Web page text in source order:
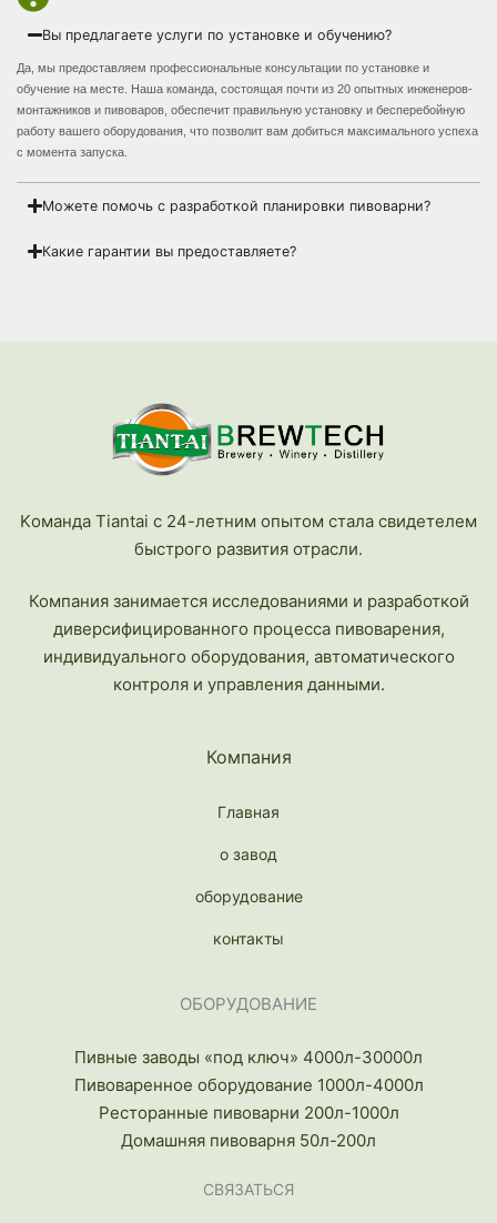
Вы предлагаете услуги по установке и обучению?
Да, мы предоставляем профессиональные консультации по установке и
обучение на месте. Наша команда, состоящая почти из 20 опытных инженеров-
монтажников и пивоваров, обеспечит правильную установку и бесперебойную
работу вашего оборудования, что позволит вам добиться максимального успеха
с момента запуска.
Можете помочь с разработкой планировки пивоварни?
Какие гарантии вы предоставляете?
Kоманда Tiantai с 24-летним опытом стала свидетелем
быстрого развития отрасли.
Компания занимается исследованиями и разработкой
диверсифицированного процесса пивоварения,
индивидуального оборудования, автоматического
контроля и управления данными.
Компания
Главная
о завод
оборудование
контакты
ОБОРУДОВАНИЕ
Пивные заводы «под ключ» 4000л-30000л
Пивоваренное оборудование 1000л-4000л
Ресторанные пивоварни 200л-1000л
Домашняя пивоварня 50л-200л
СВЯЗАТЬСЯ